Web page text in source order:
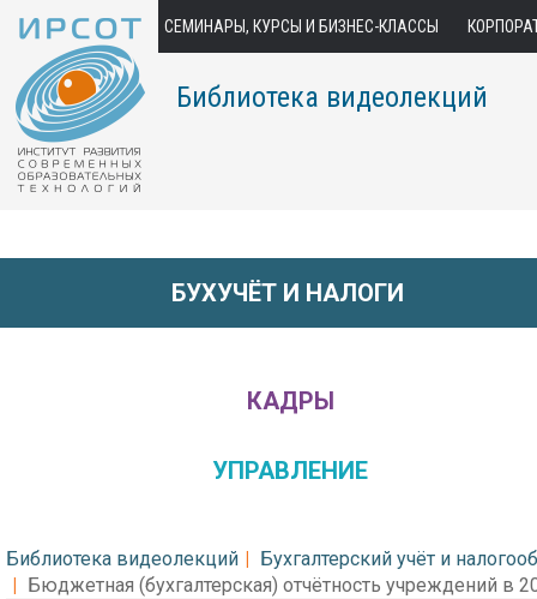
СЕМИНАРЫ, КУРСЫ И БИЗНЕС-КЛАССЫ
Библиотека видеолекций
БУХУЧЁТ И НАЛОГИ
КАДРЫ
УПРАВЛЕНИЕ
Библиотека видеолекций
Бухгалтерский учёт и
Бюджетная (бухгалтерская) отчётность учреждений в